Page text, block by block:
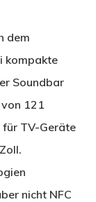
dem
kompakte
Soundbar
121
für TV-Geräte
nicht NFC